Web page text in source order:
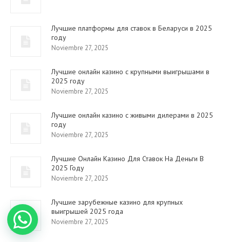
Лучшие платформы для ставок в Беларуси в 2025
году
Noviembre 27, 2025
Лучшие онлайн казино с крупными выигрышами в
2025 году
Noviembre 27, 2025
Лучшие онлайн казино с живыми дилерами в 2025
году
Noviembre 27, 2025
Лучшие Онлайн Казино Для Ставок На Деньги В
2025 Году
Noviembre 27, 2025
Лучшие зарубежные казино для крупных
выигрышей 2025 года
Noviembre 27, 2025